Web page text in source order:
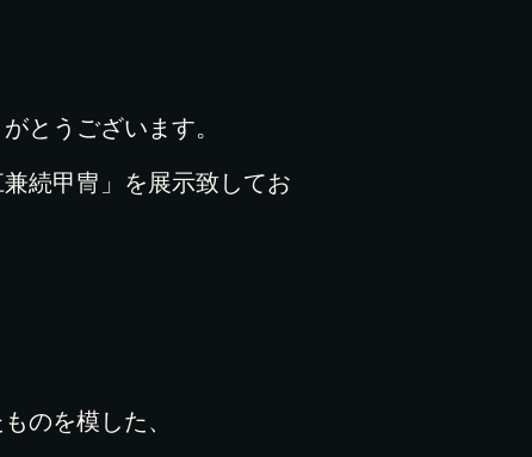
とうございます。
続甲冑」を展示致してお
のを模した、